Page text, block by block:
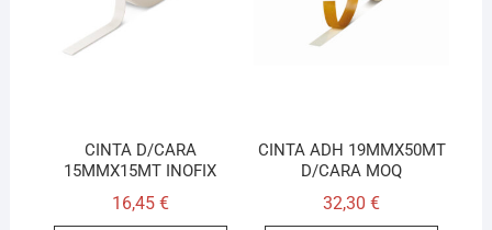
CINTA D/CARA
15MMX15MT INOFIX
16,45 €
CINTA ADH 19MMX50MT
D/CARA MOQ
32,30€